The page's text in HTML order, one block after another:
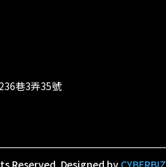
巷3弄35號
Reserved. Designed by CYBERBIZ